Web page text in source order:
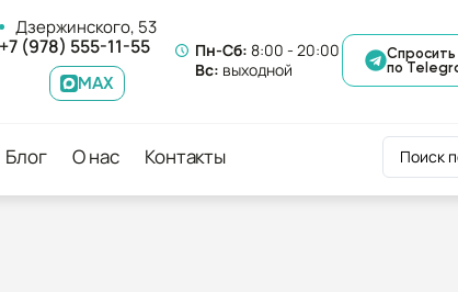
Дзержинского, 53
+7 (978) 555-11-55
MAX
Пн-Сб: 8:00 - 20:00
Вс: выходной
Спросить
по
Блог О нас Контакты